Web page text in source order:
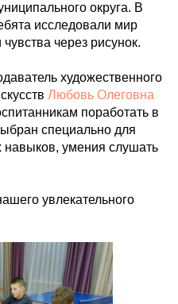
округа. В
исследовали мир
через рисунок.
художественного
Любовь Олеговна
поработать в
специально для
навыков, умения слушать
увлекательного